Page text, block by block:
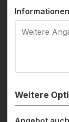
Weitere